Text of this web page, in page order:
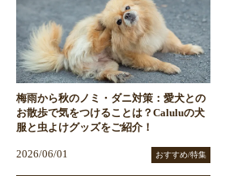
梅雨から秋のノミ・ダニ対策：愛犬との
お散歩で気をつけることは？Caluluの犬
服と虫よけグッズをご紹介！
2026/06/01 おすすめ/特集